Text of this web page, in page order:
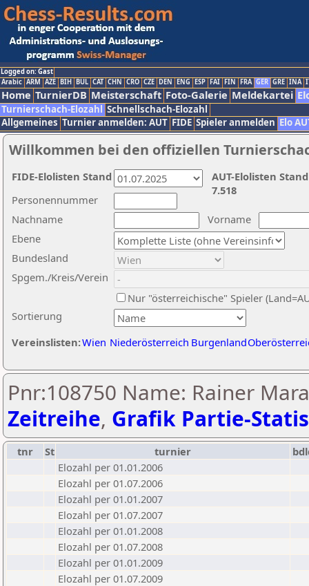
Logged on: Gast
Arabic ARM AZE BIH BUL CAT CHN CRO CZE DEN ENG ESP FAI FIN FRA GER GRE INA
Home TurnierDB Meisterschaft Foto-Galerie Meldekartei
Turnierschach-Elozahl Schnellschach-Elozahl
Allgemeines Turnier anmelden: AUT FIDE Spieler anmelden Elo
Willkommen bei den offiziellen
Nachname
Vorname
Ebene
Sortierung
Personennummer
Bundesland
Spgem./Kreis/Verein
Nur "österreichische" Spieler
Vereinslisten:Wien Niederösterreich Burgenland
AUT-Elolisten
7.518
FIDE-Elolisten Stand
Pnr:108750 Name: Rainer
Zeitreihe, Grafik Partie-
tnr St turnier
Elozahl per 01.01.2006
Elozahl per 01.07.2006
Elozahl per 01.01.2007
Elozahl per 01.07.2007
Elozahl per 01.01.2008
Elozahl per 01.07.2008
Elozahl per 01.01.2009
Elozahl per 01.07.2009